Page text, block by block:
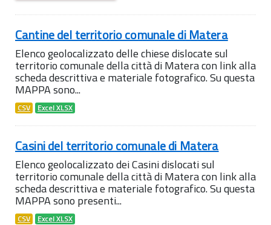
Cantine del territorio comunale di Matera
Elenco geolocalizzato delle chiese dislocate sul
territorio comunale della città di Matera con link alla
scheda descrittiva e materiale fotografico. Su questa
MAPPA sono...
CSV Excel XLSX
Casini del territorio comunale di Matera
Elenco geolocalizzato dei Casini dislocati sul
territorio comunale della città di Matera con link alla
scheda descrittiva e materiale fotografico. Su questa
MAPPA sono presenti...
CSV Excel XLSX